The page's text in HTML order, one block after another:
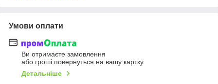
Умови оплати
Ви отримаєте замовлення
або гроші повернуться на вашу картку
Детальніше